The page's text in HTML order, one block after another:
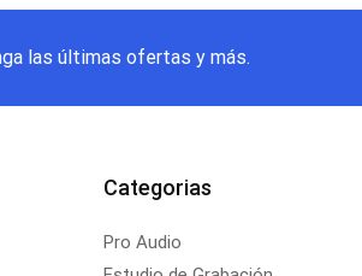
las últimas ofertas y más.
Categorias
Pro Audio